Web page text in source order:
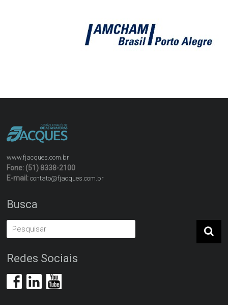
www.fjacques.com.br
Fone: (51) 8338-2100
E-mail:contato@fjacques.com.br
Busca
Redes Sociais